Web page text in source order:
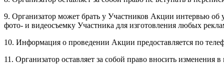
9. Организатор может брать у Участников Акции интервью об
фото- и видеосъемку Участника для изготовления любых
10. Информация о проведении Акции предоставляется по
11. Организатор оставляет за собой право вносить